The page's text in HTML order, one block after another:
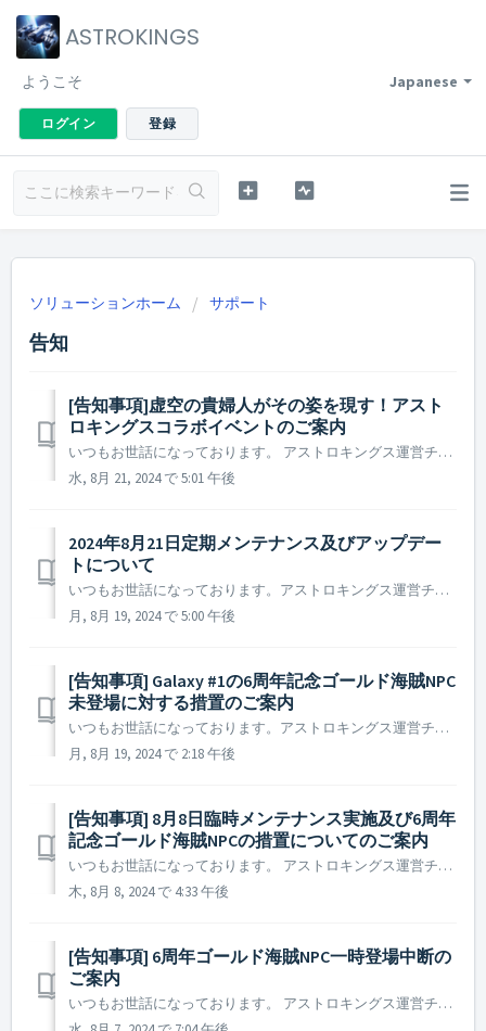
ASTROKINGS
Japanese
ようこそ
ログイン 登録
ソリューションホーム サポート
告知
[告知事項]虚空の貴婦人がその姿を現す！アスト
ロキングスコラボイベントのご案内
いつもお世話になっております。 アストロキングス運営チームです。 皆様お待ちかねのコラボが帰ってきます！ 伝説の名作「銀河英雄伝説」の英雄たちが再びアストロキングスの銀河系にやってきます。 銀河帝国軍と自由惑星同盟軍の崇高な宇宙戦争をアストロキングスの銀河系でもう一度体験しよう！ ...
水, 8月 21, 2024 で 5:01 午後
2024年8月21日定期メンテナンス及びアップデー
トについて
いつもお世話になっております。アストロキングス運営チームです。 2024年8月21日に実施予定の定期メンテナンス及びアップデートについてご案内いたします。 ※ 本告知は事前告知であり、諸事情により一部内容が変更となる場合がございます。その際は改めてご案内させていただく予定です。 ▶...
月, 8月 19, 2024 で 5:00 午後
[告知事項] Galaxy #1の6周年記念ゴールド海賊NPC
未登場に対する措置のご案内
いつもお世話になっております。アストロキングス運営チームです。 2024年8月9日と18日にGalaxy #1にて一時的に6周年記念ゴールド海賊NPCが登場しない現象jが発生しました。 6周年記念イベント進行の不手際により司令官の皆様にご不便をおかけし大変申し訳ございません。深くお詫び申し上げま...
月, 8月 19, 2024 で 2:18 午後
[告知事項] 8月8日臨時メンテナンス実施及び6周年
記念ゴールド海賊NPCの措置についてのご案内
いつもお世話になっております。 アストロキングス運営チームです。 この度は、イベント進行における不手際、重ね重ねの 臨時メンテナンスによりご不便をおかけしており大変申し訳ございません。 2024年8月7日に発生した6周年記念ゴールド海賊NPCが想定数より多く登場する現象に対する措置と...
木, 8月 8, 2024 で 4:33 午後
[告知事項] 6周年ゴールド海賊NPC一時登場中断の
ご案内
いつもお世話になっております。 アストロキングス運営チームです。 本日の臨時メンテナンスによりゲームのご利用にご不便をおかけし誠に申し訳ございませんでした。 2024年8月7日 15時に想定数より多く登場したゴールド海賊NPCによりイベントポイントを大量に獲得してしまう現象を確認いたしました。...